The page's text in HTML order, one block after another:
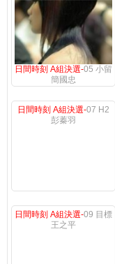
日間時刻 A組決選-05 小留
簡國忠
日間時刻 A組決選-07 H2
彭蓁羽
日間時刻 A組決選-09 目標
王之平